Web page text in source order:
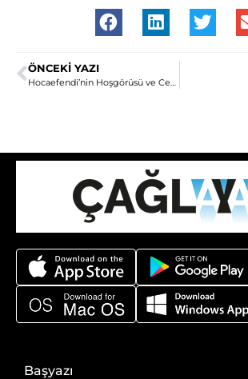
ÖNCEKI YAZI
Hocaefendi’nin Hoşgörüsü ve Cemaatlere Yaklaşımı
Başyazı